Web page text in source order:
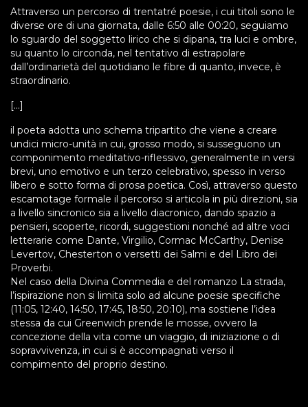
Attraverso un percorso di trentatré poesie, i cui titoli sono le
diverse ore di una giornata, dalle 6:50 alle 00:20, seguiamo
lo sguardo del soggetto lirico che si dipana, tra luci e ombre,
su quanto lo circonda, nel tentativo di estrapolare
dall’ordinarietà del quotidiano le fibre di quanto, invece, è
straordinario.
[...]
il poeta adotta uno schema tripartito che viene a creare
undici micro-unità in cui, grosso modo, si susseguono un
componimento meditativo-riflessivo, generalmente in versi
brevi, uno emotivo e un terzo celebrativo, spesso in verso
libero e sotto forma di prosa poetica. Così, attraverso questo
escamotage formale il percorso si articola in più direzioni, sia
a livello sincronico sia a livello diacronico, dando spazio a
pensieri, scoperte, ricordi, suggestioni nonché ad altre voci
letterarie come Dante, Virgilio, Cormac McCarthy, Denise
Levertov, Chesterton o versetti dei Salmi e del Libro dei
Proverbi.
Nel caso della Divina Commedia e del romanzo La strada,
l’ispirazione non si limita solo ad alcune poesie specifiche
(11:05, 12:40, 14:50, 17:45, 18:50, 20:10), ma sostiene l’idea
stessa da cui Greenwich prende le mosse, ovvero la
concezione della vita come un viaggio, di iniziazione o di
sopravvivenza, in cui si è accompagnati verso il
compimento del proprio destino.